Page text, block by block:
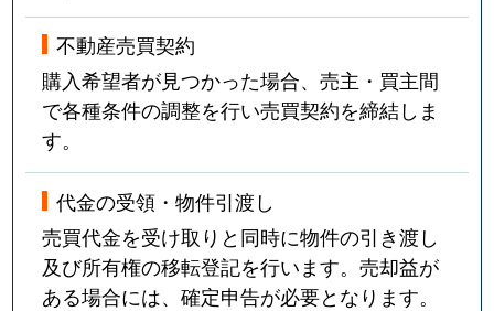
不動産売買契約
購入希望者が見つかった場合、売主・買主間
で各種条件の調整を行い売買契約を締結しま
す。
代金の受領・物件引渡し
売買代金を受け取りと同時に物件の引き渡し
及び所有権の移転登記を行います。売却益が
ある場合には、確定申告が必要となります。